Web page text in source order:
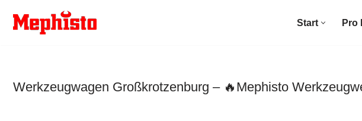
Zum
Start Pro
Werkzeugwagen Großkrotzenburg – 🔥Mephisto